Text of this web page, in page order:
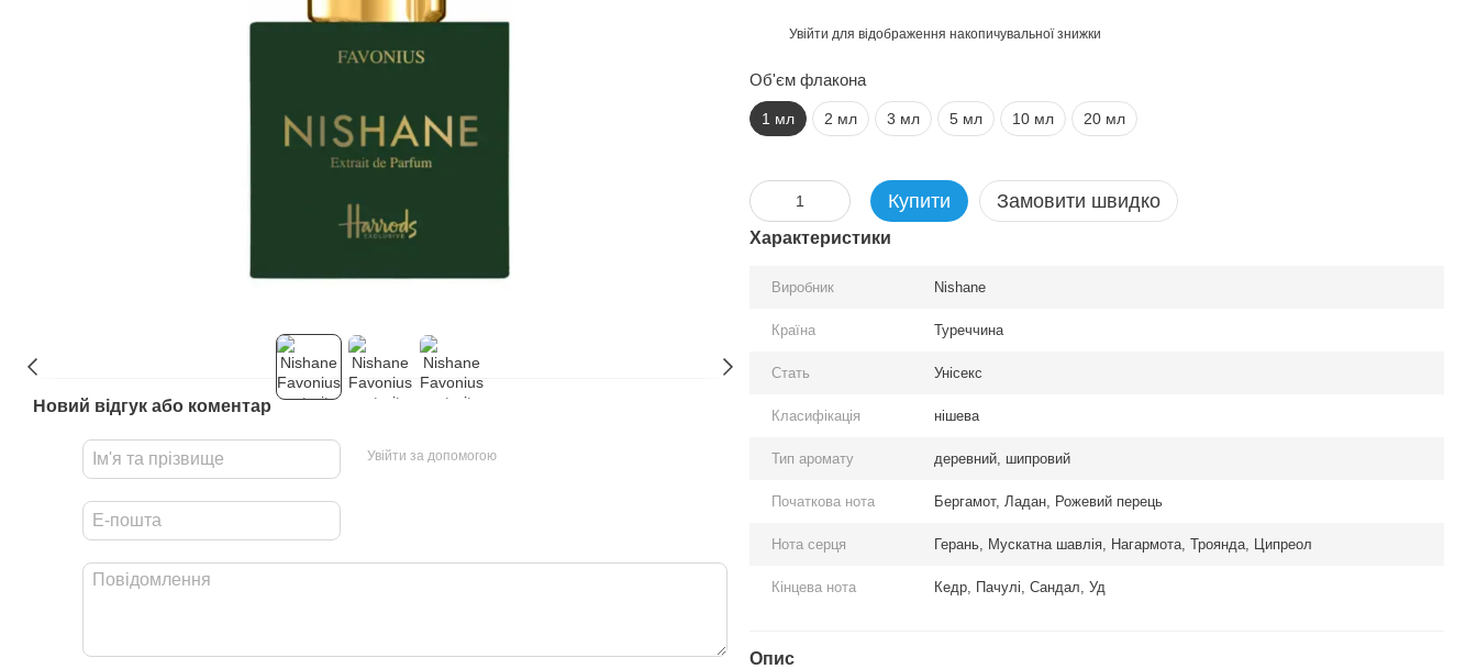
Новий відгук або коментар
Увійти за допомогою
Увійти для відображення накопичувальної знижки
Об'єм флакона
1 мл 2 мл 3 мл 5 мл 10 мл 20 мл
Купити Замовити швидко
Характеристики
Виробник Nishane
Країна Туреччина
Стать Унісекс
Класифікація нішева
Тип аромату деревний, шипровий
Початкова нота Бергамот, Ладан, Рожевий перець
Нота серця Герань, Мускатна шавлія, Нагармота, Троянда, Ципреол
Кінцева нота Кедр, Пачулі, Сандал, Уд
Опис